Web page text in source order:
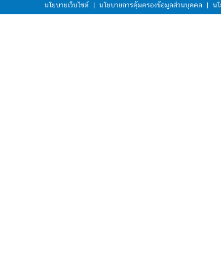
นโยบายเว็บไซต์
| นโยบายการคุ้มครองข้อมูลส่วนบุคคล | น